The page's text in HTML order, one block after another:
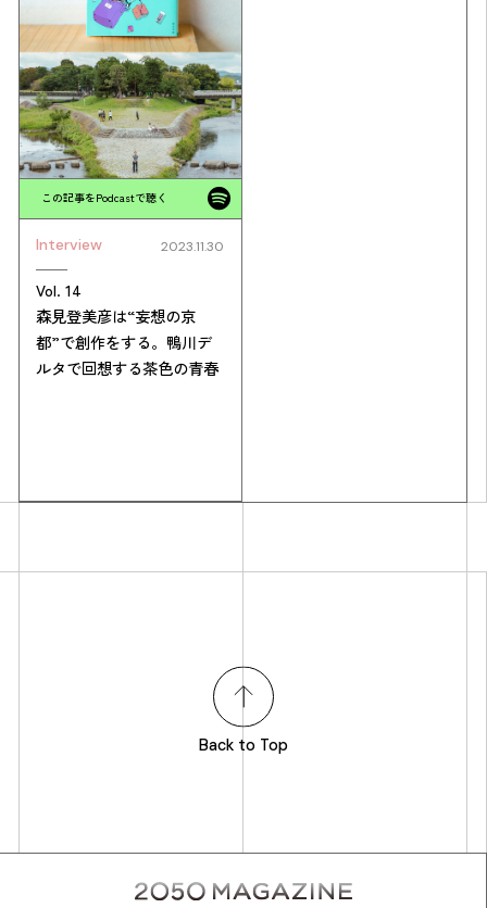
この記事をPodcastで聴く
Interview 2023.11.30
Vol. 14
森見登美彦は“妄想の京
都”で創作をする。鴨川デ
ルタで回想する茶色の青春
Back to Top